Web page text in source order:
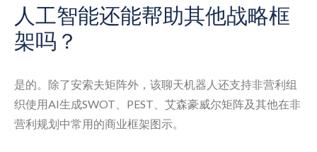
人工智能还能帮助其他战略框
架吗？
是的。除了安索夫矩阵外，该聊天机器人还支持非营利组
织使用AI生成SWOT、PEST、艾森豪威尔矩阵及其他在非
营利规划中常用的商业框架图示。